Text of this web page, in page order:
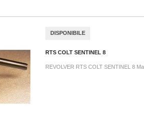
DISPONIBILE
RTS COLT SENTINEL 8
REVOLVER RTS COLT SENTINEL 8